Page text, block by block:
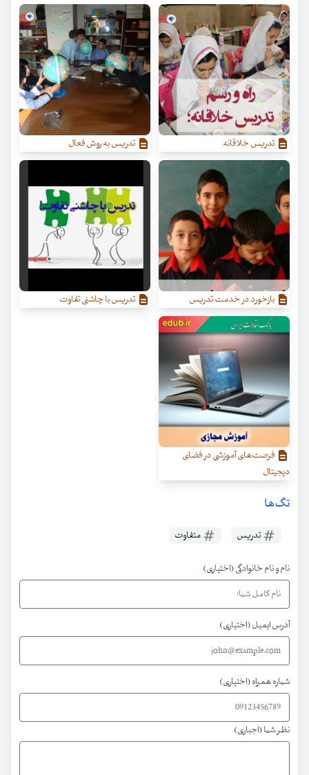
تدریس خلاقانه تدریس به روش فعال
بازخورد در خدمت تدریس تدریس با چاشنی تفاوت
فرصت‌های آموزشی در فضای
دیجیتال
تگ‌ها
تدریس متفاوت
نام و نام خانوادگی (اختیاری)
آدرس ایمیل (اختیاری)
شماره همراه (اختیاری)
نظر شما (اجباری)